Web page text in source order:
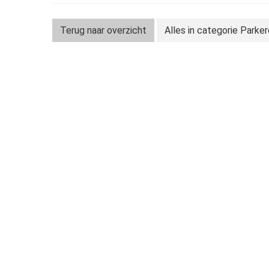
Terug naar overzicht Alles in categorie